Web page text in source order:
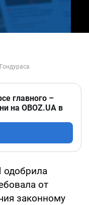
главного –
на OBOZ.UA в
одобрила
от
законному